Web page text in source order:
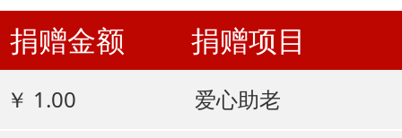
捐赠金额 捐赠项目
￥ 1.00 爱心助老